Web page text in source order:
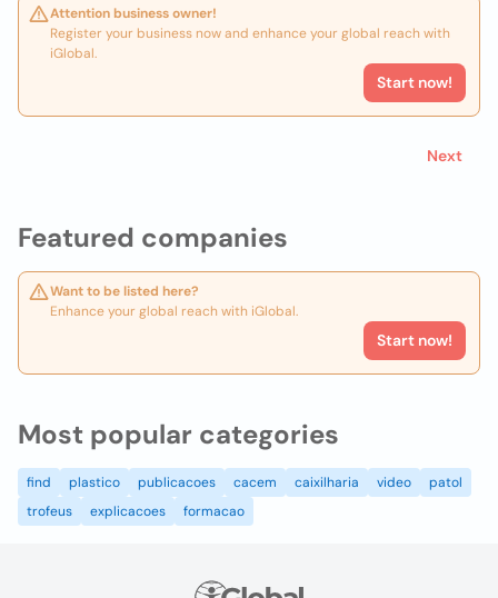
Featured companies
Want to be listed here?
Enhance your global reach with iGlobal.
Start now!
Attention business owner!
Register your business now and enhance your global reach with
iGlobal.
Start now!
Next
Most popular categories
find plastico publicacoes cacem caixilharia video
patol
trofeus
explicacoes formacao